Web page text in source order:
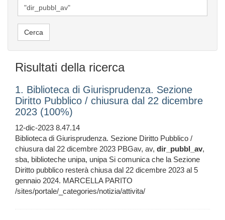
Risultati della ricerca
1. Biblioteca di Giurisprudenza. Sezione
Diritto Pubblico / chiusura dal 22 dicembre
2023 (100%)
12-dic-2023 8.47.14
Biblioteca di Giurisprudenza. Sezione Diritto Pubblico /
chiusura dal 22 dicembre 2023 PBGav, av, dir_pubbl_av,
sba, biblioteche unipa, unipa Si comunica che la Sezione
Diritto pubblico resterà chiusa dal 22 dicembre 2023 al 5
gennaio 2024. MARCELLA PARITO
/sites/portale/_categories/notizia/attivita/